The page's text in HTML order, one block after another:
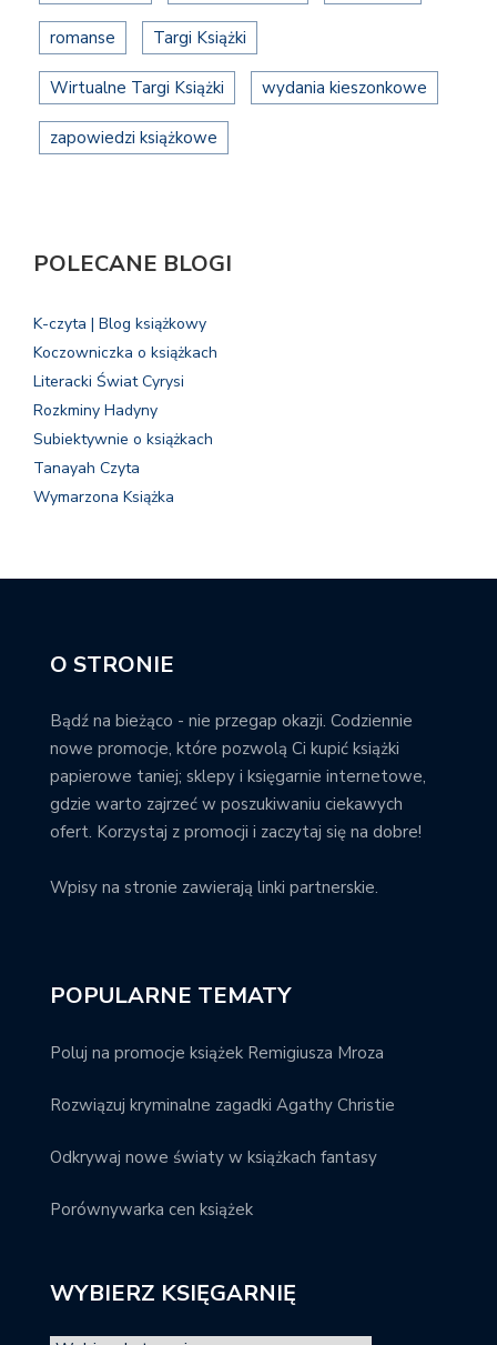
romanse Targi Książki
Wirtualne Targi Książki wydania kieszonkowe
zapowiedzi książkowe
POLECANE BLOGI
K-czyta | Blog książkowy
Koczowniczka o książkach
Literacki Świat Cyrysi
Rozkminy Hadyny
Subiektywnie o książkach
Tanayah Czyta
Wymarzona Książka
O STRONIE
Bądź na bieżąco - nie przegap okazji. Codziennie
nowe promocje, które pozwolą Ci kupić książki
papierowe taniej; sklepy i księgarnie internetowe,
gdzie warto zajrzeć w poszukiwaniu ciekawych
ofert. Korzystaj z promocji i zaczytaj się na dobre!
Wpisy na stronie zawierają linki partnerskie.
POPULARNE TEMATY
Poluj na promocje książek Remigiusza Mroza
Rozwiązuj kryminalne zagadki Agathy Christie
Odkrywaj nowe światy w książkach fantasy
Porównywarka cen książek
WYBIERZ KSIĘGARNIĘ